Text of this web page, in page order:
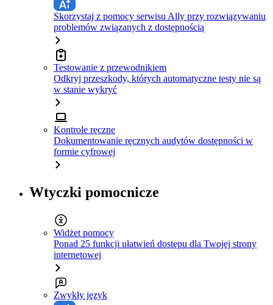
Skorzystaj z pomocy serwisu Ally przy rozwiązywaniu
problemów związanych z dostępnością
Testowanie z przewodnikiem
Odkryj przeszkody, których automatyczne testy nie są
w stanie wykryć
Kontrole ręczne
Dokumentowanie ręcznych audytów dostępności w
formie cyfrowej
Wtyczki pomocnicze
Widżet pomocy
Ponad 25 funkcji ułatwień dostępu dla Twojej strony
internetowej
Zwykły język